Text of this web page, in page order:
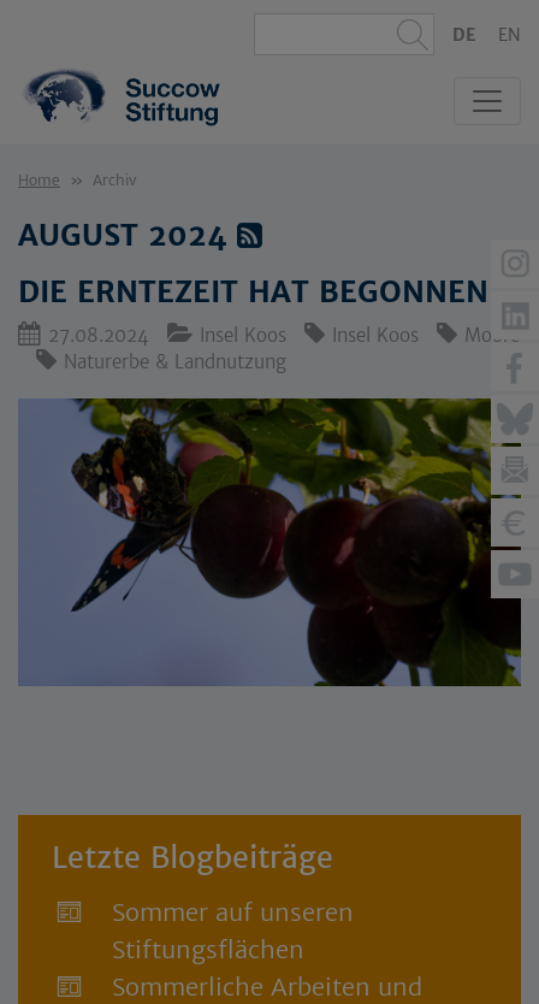
DE EN
Home Archiv
AUGUST 2024
DIE ERNTEZEIT HAT BEGONNEN
27.08.2024 Insel Koos Insel Koos
Moore
Naturerbe & Landnutzung
Letzte Blogbeiträge
Sommer auf unseren
Stiftungsflächen
Sommerliche Arbeiten und